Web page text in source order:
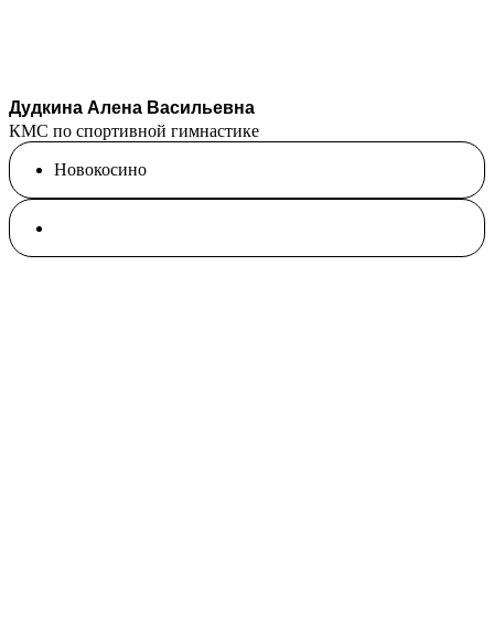
Дудкина Алена Васильевна
КМС по спортивной гимнастике
Новокосино